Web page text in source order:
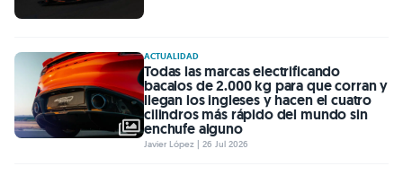
ACTUALIDAD
Todas las marcas electrificando
bacalos de 2.000 kg para que corran y
llegan los ingleses y hacen el cuatro
cilindros más rápido del mundo sin
enchufe alguno
Javier López | 26 Jul 2026